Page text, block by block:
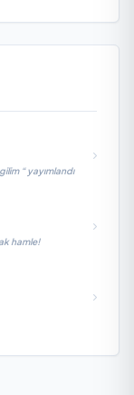
“ yayımlandı
hamle!